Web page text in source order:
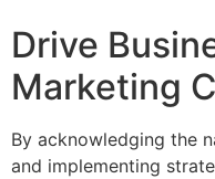
Drive
Marketing
By acknowledging the
and implementing